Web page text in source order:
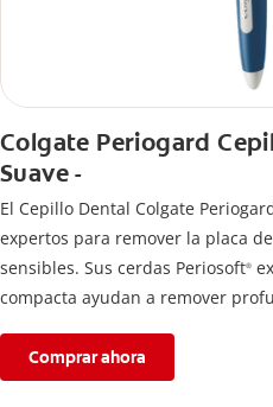
Colgate Periogard
Suave -
El Cepillo Dental Colgate
expertos para remover la placa
sensibles. Sus cerdas Periosoft®
compacta ayudan a remover
Comprar ahora